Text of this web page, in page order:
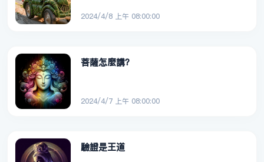
2024/4/8 上午 08:00:00
菩薩怎麼講？
2024/4/7 上午 08:00:00
驗證是王道